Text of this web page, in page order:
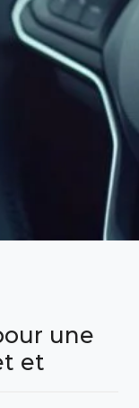
une
et